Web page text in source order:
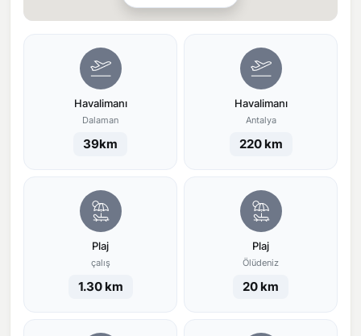
Havalimanı
Dalaman
39km
Havalimanı
Antalya
220 km
Plaj
çalış
1.30 km
Plaj
Ölüdeniz
20 km